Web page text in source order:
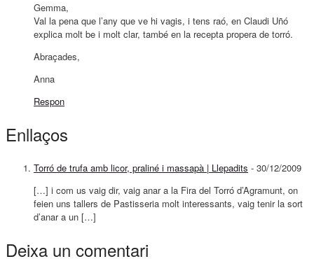
Gemma,
Val la pena que l’any que ve hi vagis, i tens raó, en Claudi Uñó
explica molt be i molt clar, també en la recepta propera de torró.
Abraçades,
Anna
Respon
Enllaços
Torró de trufa amb licor, praliné i massapà | Llepadits - 30/12/2009
[…] i com us vaig dir, vaig anar a la Fira del Torró d’Agramunt, on
feien uns tallers de Pastisseria molt interessants, vaig tenir la sort
d’anar a un […]
Deixa un comentari